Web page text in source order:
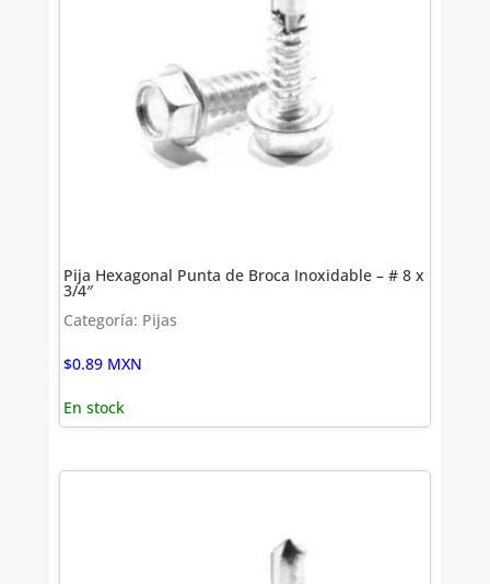
Pija Hexagonal Punta de Broca Inoxidable – # 8 x
3/4″
Categoría: Pijas
$0.89 MXN
En stock